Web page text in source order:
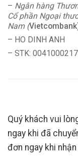
– Ngân hàng
Cổ phần Ngoại
Nam (
– HO DINH ANH
– STK:
Quý khách vui
ngay khi đã
đơn ngay khi